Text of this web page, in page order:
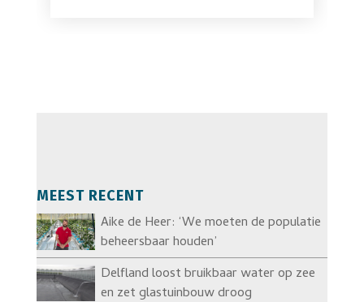
MEEST RECENT
Aike de Heer: ‘We moeten de populatie
beheersbaar houden’
Delfland loost bruikbaar water op zee
en zet glastuinbouw droog